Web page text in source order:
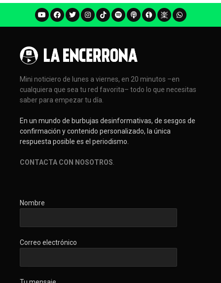
Mini noticiero de lunes a viernes, en 20 minutos –en
cualquiera que sea tu red favorita– todo lo que necesitas
saber para empezar tu día.
En un mundo de burbujas desinformativas, de sesgos de
confirmación y contenido personalizado, la única
respuesta posible es el periodismo.
CONTACTA CON NOSOTROS.
Nombre
Correo electrónico